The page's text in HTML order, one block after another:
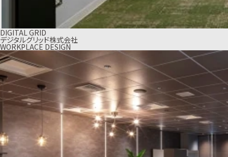
DIGITAL GRID
デジタルグリッド株式会社
WORKPLACE DESIGN